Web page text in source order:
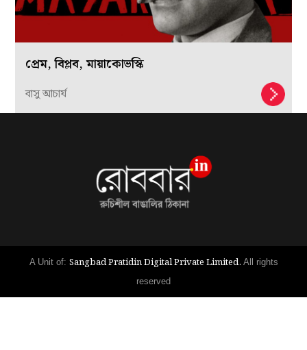
প্রেম, বিপ্লব, মায়াকোভস্কি
বাসু আচার্য
A Unit of: Sangbad Pratidin Digital Private Limited. All rights
reserved